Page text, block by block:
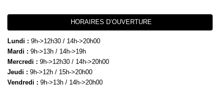
HORAIRES D’OUVERTURE
Lundi : 9h->12h30 / 14h->20h00
Mardi : 9h->13h / 14h->19h
Mercredi : 9h->12h30 / 14h->20h00
Jeudi : 9h->12h / 15h->20h00
Vendredi : 9h->13h / 14h->20h00